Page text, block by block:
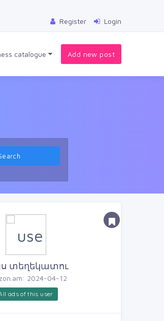
Register Login
catalogue Add new post
տեղեկատու
2024-04-12
ads of this user